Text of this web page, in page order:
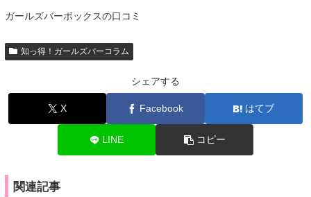
ガールズバーボックスの口コミ
知っ得！ガールズバーコラム
シェアする
X Facebook はてブ
LINE コピー
関連記事